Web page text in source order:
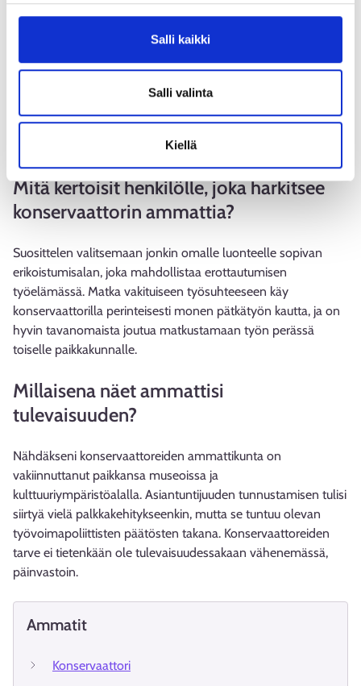
Salli kaikki
Salli valinta
Kiellä
Ulkona työskentely on fyysisesti rasittavaa ja vaatii todella
tarkkaa suunnittelua onnistuakseen. Teosten muodot ja
työtavat joutuu soveltamaan juuri työstämäänsä kohdetta
varten, mikä aiheuttaa välillä päänvaivaa.
Mitä kertoisit henkilölle, joka harkitsee
konservaattorin ammattia?
Suosittelen valitsemaan jonkin omalle luonteelle sopivan
erikoistumisalan, joka mahdollistaa erottautumisen
työelämässä. Matka vakituiseen työsuhteeseen käy
konservaattorilla perinteisesti monen pätkätyön kautta, ja on
hyvin tavanomaista joutua matkustamaan työn perässä
toiselle paikkakunnalle.
Millaisena näet ammattisi
tulevaisuuden?
Nähdäkseni konservaattoreiden ammattikunta on
vakiinnuttanut paikkansa museoissa ja
kulttuuriympäristöalalla. Asiantuntijuuden tunnustamisen tulisi
siirtyä vielä palkkakehitykseenkin, mutta se tuntuu olevan
työvoimapoliittisten päätösten takana. Konservaattoreiden
tarve ei tietenkään ole tulevaisuudessakaan vähenemässä,
päinvastoin.
Ammatit
Konservaattori